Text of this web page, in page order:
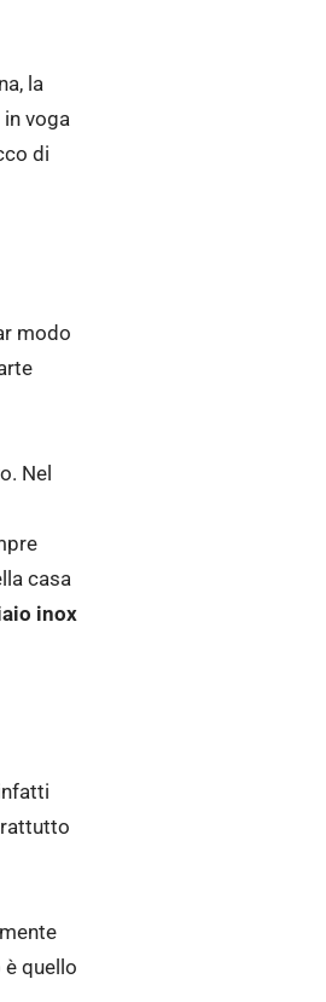
la
voga
di
modo
Nel
casa
inox
quello